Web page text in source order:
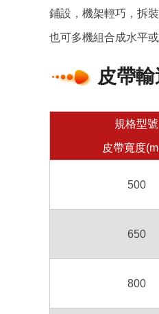
鋪設，機架輕巧，拆
也可多機組合成水平
皮帶
規格型號
皮帶寬度
500
650
800